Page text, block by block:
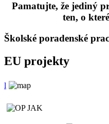
Pamatujte, že jediný
ten, o
Školské poradenské
EU projekty
l